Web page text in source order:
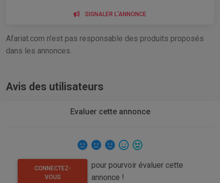
SIGNALER L'ANNONCE
Afariat.com n'est pas responsable des produits proposés
dans les annonces.
Avis des utilisateurs
Evaluer cette annonce
CONNECTEZ-
VOUS
pour pourvoir évaluer cette
annonce !